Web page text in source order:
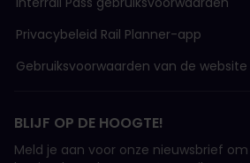
Privacybeleid Rail Planner-app
Gebruiksvoorwaarden van de website
BLIJF OP DE HOOGTE!
Meld je aan voor onze nieuwsbrief